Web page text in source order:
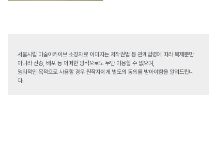
서울시립 미술아카이브 소장자료 이미지는 저작권법 등 관계법령에 따라 복제뿐만
아니라 전송, 배포 등 어떠한 방식으로도 무단 이용할 수 없으며,
영리적인 목적으로 사용할 경우 원작자에게 별도의 동의를 받아야함을 알려드립니
다.